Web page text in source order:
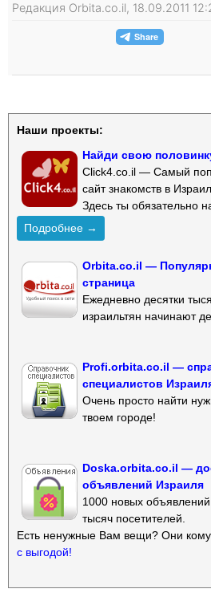
Редакция Orbita.co.il, 18.09.2011
Наши проекты:
Найди свою
Click4.co.il — Самый
сайт знакомств в
Здесь ты обязательно
Подробнее →
Orbita.co.il —
страница
Ежедневно десятки
израильтян начинают
Profi.orbita.co.il —
специалистов
Очень просто найти
твоем городе!
Doska.orbita.co.il —
объявлений Израиля
1000 новых
тысяч посетителей.
Есть ненужные Вам вещи? Они
с выгодой!